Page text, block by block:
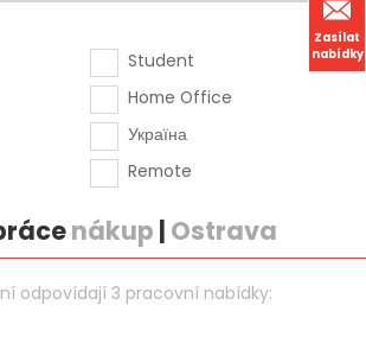
Zasílat
nabídky
Student
Home Office
Україна
Remote
nákup | Ostrava
odpovídají 3 pracovní nabídky: